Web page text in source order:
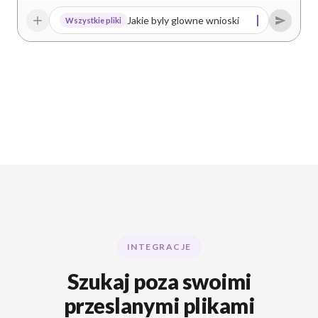
Szukaj poza swoimi
przeslanymi plikami
Polacz zewnetrzne zrodla i przeszukuj je w czasie